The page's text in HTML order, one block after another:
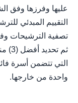
عليها وفرزها وفق
التقييم المبدئي
تصفية الترشيحات
ثم
التي تتضمن أسرة
واحدة من خارجها.